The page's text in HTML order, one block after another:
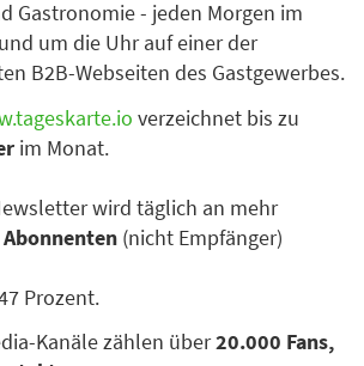
Gastronomie - jeden Morgen im
um die Uhr auf einer der
B2B-Webseiten des Gastgewerbes.
verzeichnet bis zu
im Monat.
wird täglich an mehr
(nicht Empfänger)
Prozent.
Kanäle zählen über20.000 Fans,